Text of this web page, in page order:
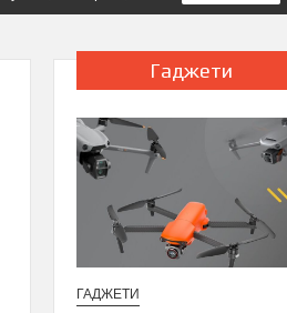
Гаджети
ГАДЖЕТИ